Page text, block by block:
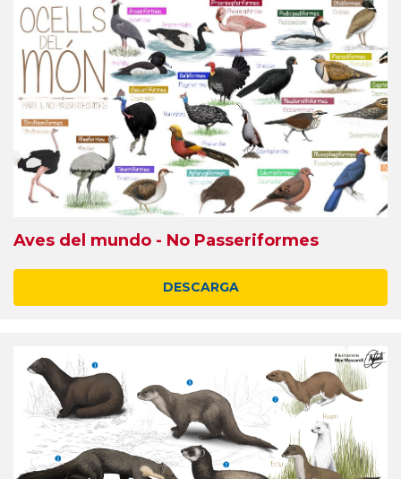
Aves del mundo - No Passeriformes
DESCARGA